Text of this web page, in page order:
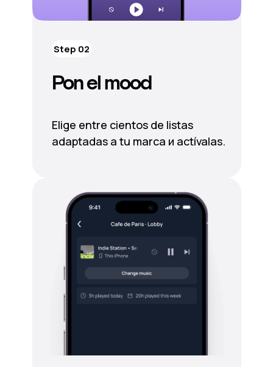
Pon el mood
Elige entre cientos de listas
adaptadas a tu marca и actívalas.
Step 02